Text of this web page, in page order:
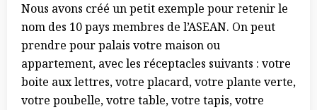
Nous avons créé un petit exemple pour retenir le
nom des 10 pays membres de l’ASEAN. On peut
prendre pour palais votre maison ou
appartement, avec les réceptacles suivants : votre
boite aux lettres, votre placard, votre plante verte,
votre poubelle, votre table, votre tapis, votre